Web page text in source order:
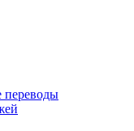
переводы